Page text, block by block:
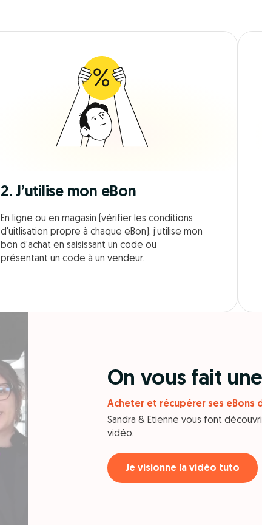
2. J’utilise mon eBon
En ligne ou en magasin (vérifier les conditions
d'uitlisation propre à chaque eBon), j’utilise mon
bon d’achat en saisissant un code ou
présentant un code à un vendeur.
On vous fait
Acheter et récupérer ses eBons
Sandra & Etienne vous font
vidéo.
Je visionne la vidéo tuto